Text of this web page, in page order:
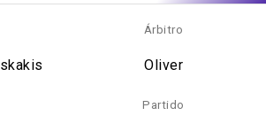
Árbitro
Oliver
Partido